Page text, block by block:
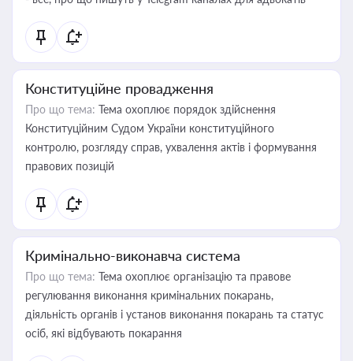
Конституційне провадження
Про що тема: Тема охоплює порядок здійснення
Конституційним Судом України конституційного
контролю, розгляду справ, ухвалення актів і формування
правових позицій
Кримінально-виконавча система
Про що тема: Тема охоплює організацію та правове
регулювання виконання кримінальних покарань,
діяльність органів і установ виконання покарань та статус
осіб, які відбувають покарання